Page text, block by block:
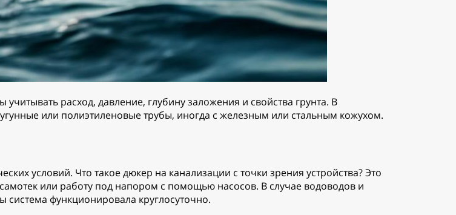
расход, давление, глубину заложения и свойства грунта. В
или полиэтиленовые трубы, иногда с железным или стальным кожухом.
условий. Что такое дюкер на канализации с точки зрения устройства? Это
или работу под напором с помощью насосов. В случае водоводов и
функционировала круглосуточно.